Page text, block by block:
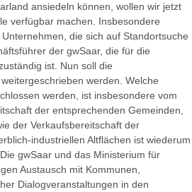
ansiedeln können, wollen wir jetzt
verfügbar machen. Insbesondere
die sich auf Standortsuche
der gwSaar, die für die
ist. Nun soll die
werden. Welche
werden, ist insbesondere vom
der entsprechenden Gemeinden,
der Verkaufsbereitschaft der
industriellen Altflächen ist wiederum
gwSaar und das Ministerium für
Austausch mit Kommunen,
Dialogveranstaltungen in den